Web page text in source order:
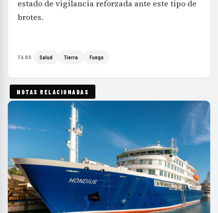
estado de vigilancia reforzada ante este tipo de
brotes.
TAGS Salud Tierra Fuego
NOTAS RELACIONADAS